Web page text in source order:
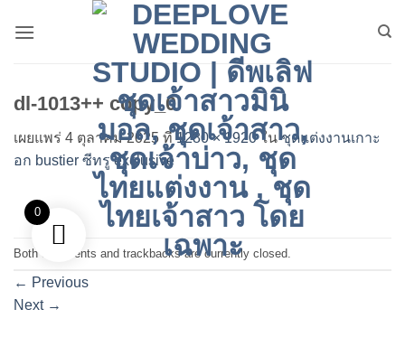
dl-1013++ copy_0
เผยแพร่ 4 ตุลาคม 2025 ที่1280 × 1920ในชุดแต่งงานเกาะ
อก ​bustier​ ซีทรู exclusive
Both comments and trackbacks are currently closed.
← Previous
Next →
0